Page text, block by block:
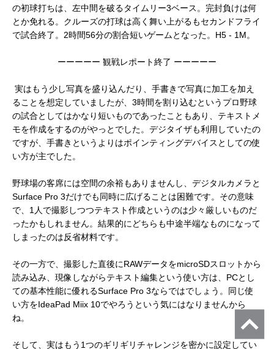
の初球打ちは、左中間を破るタイムリー3ベース。完封負けは何
とか免れる。クルーズの打球は高く舞い上がるもセカンドフライ
で試合終了。2時間56分の割合短いゲームとなった。H5 - 1M。
ーーーーー 観戦レポート終了 ーーーーー
実はもう少し写真を盛り込んだり、手書きで写真に加工を加え
ることを想定していましたが、3時間を割り込むというプロ野球
の試合としてはかなり短いものであったこともあり、テキストメ
モを作成をするのがやっとでした。デジタイザも利用していたの
ですが、手書きというよりはポインティングデバイスとしての使
い方が主でした。
野球場の客席には空間の余裕もありませんし、デジタルカメラと
Surface Pro 3だけでも同時に広げることは困難です。その意味
で、1人で撮影しつつテキスト作成というのは少々厳しいものだ
ったかもしれません。結果的にどちらも中途半端なものになって
しまったのは反省材料です。
その一方で、撮影した直後にRAWデータをmicroSDスロットから
読み込み、現像しながらテキスト編集という使い方は、PCとし
ての基本性能に優れるSurface Pro 3ならではでしょう。同じ使
い方をIdeaPad Miix 10でやろうという気にはなりませんから
ね。
そして、実はもう1つのギリギリチャレンジを密かに設定してい